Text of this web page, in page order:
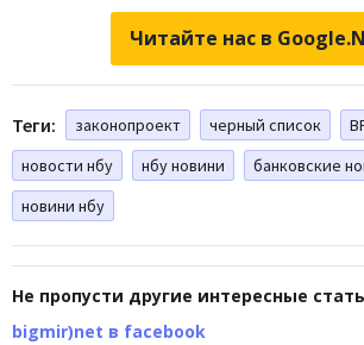
Читайте нас в
Теги: законопроект черный список
новости нбу
нбу новини
банковские
новини нбу
Не пропусти другие интересные
bigmir)net в facebook